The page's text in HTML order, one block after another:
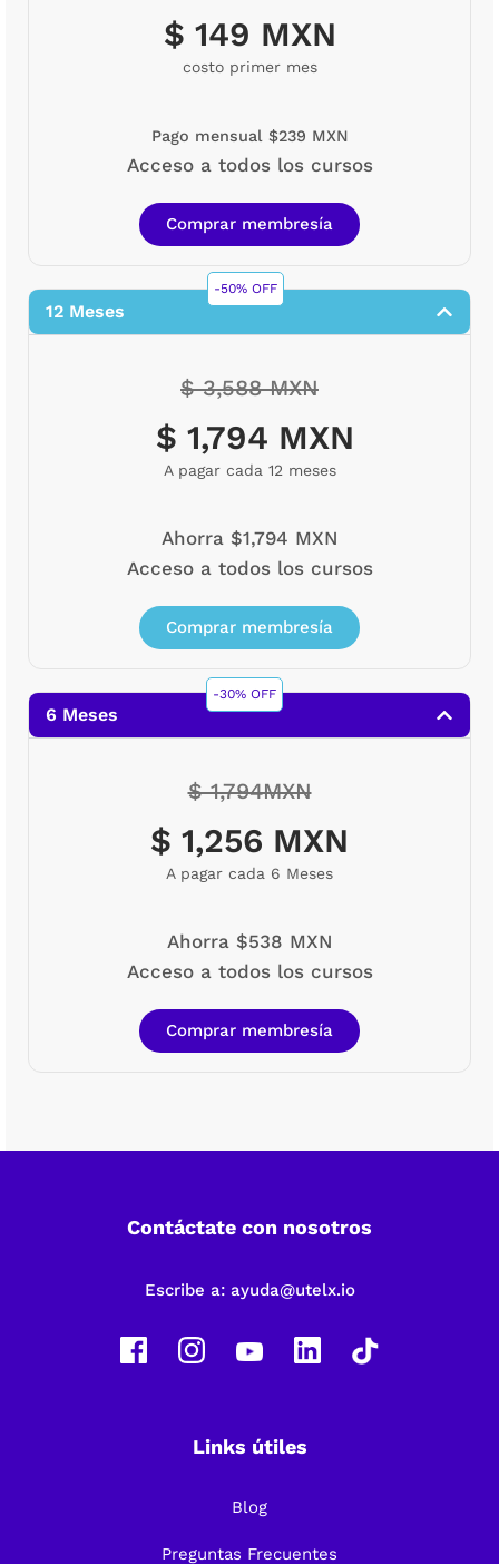
$ 149 MXN
costo primer mes
Pago mensual $239 MXN
Acceso a todos los cursos
Comprar membresía
-50% OFF
12 Meses
$ 3,588 MXN
$ 1,794 MXN
A pagar cada 12 meses
Ahorra $1,794 MXN
Acceso a todos los cursos
Comprar membresía
-30% OFF
6 Meses
$ 1,794MXN
$ 1,256 MXN
A pagar cada 6 Meses
Ahorra $538 MXN
Acceso a todos los cursos
Comprar membresía
Contáctate con nosotros
Escribe a: ayuda@utelx.io
Links útiles
Blog
Preguntas Frecuentes